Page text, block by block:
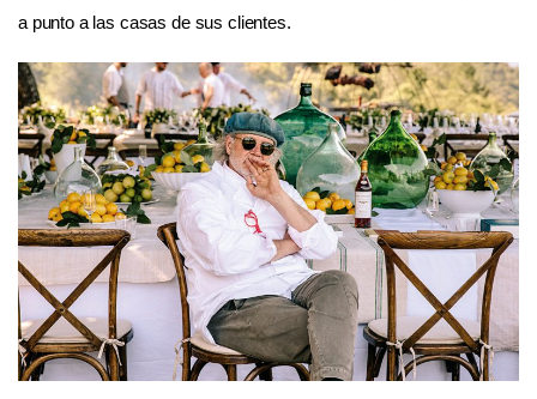
a punto a las casas de sus clientes.